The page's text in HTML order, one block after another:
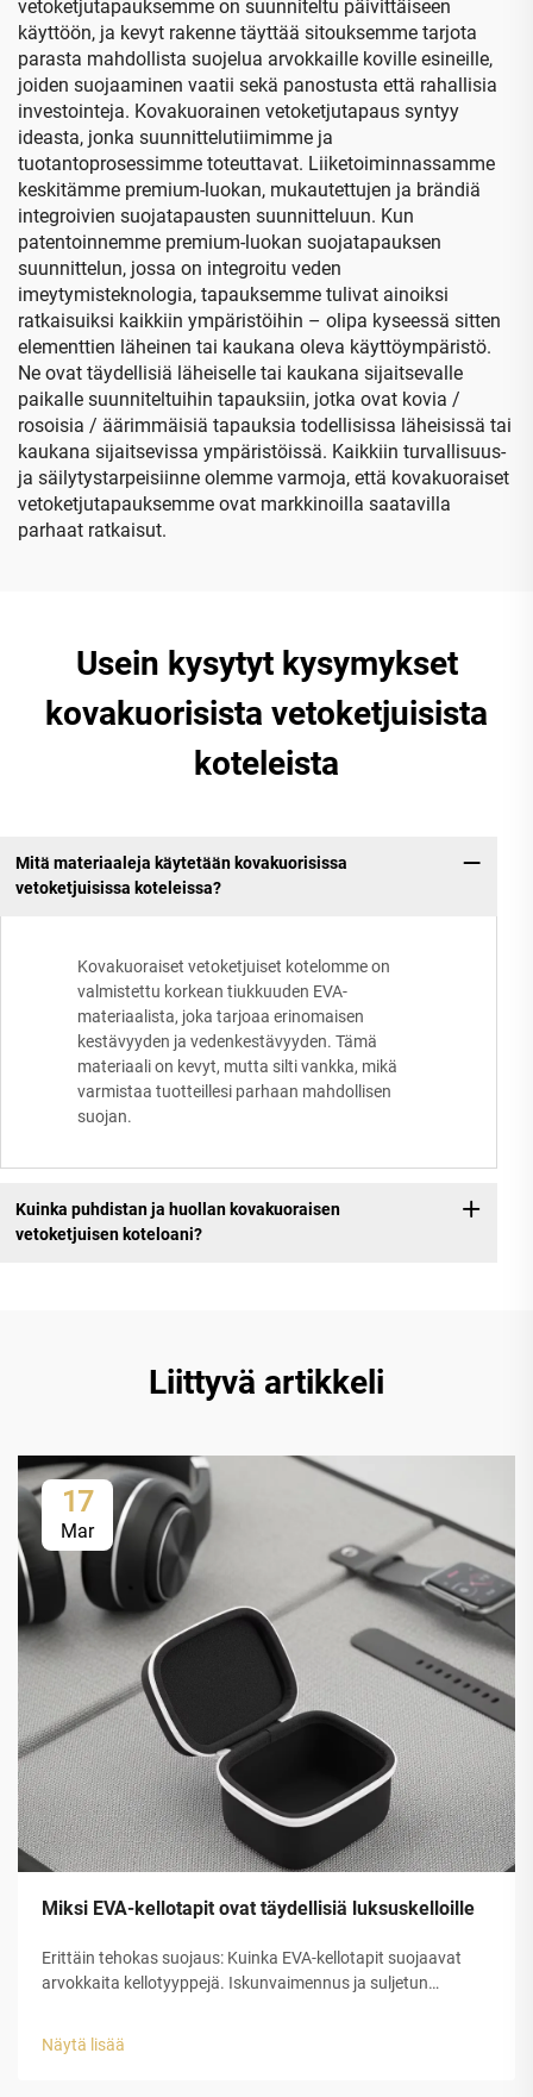
vetoketjutapauksemme on suunniteltu päivittäiseen
käyttöön, ja kevyt rakenne täyttää sitouksemme tarjota
parasta mahdollista suojelua arvokkaille koville esineille,
joiden suojaaminen vaatii sekä panostusta että rahallisia
investointeja. Kovakuorainen vetoketjutapaus syntyy
ideasta, jonka suunnittelutiimimme ja
tuotantoprosessimme toteuttavat. Liiketoiminnassamme
keskitämme premium-luokan, mukautettujen ja brändiä
integroivien suojatapausten suunnitteluun. Kun
patentoinnemme premium-luokan suojatapauksen
suunnittelun, jossa on integroitu veden
imeytymisteknologia, tapauksemme tulivat ainoiksi
ratkaisuiksi kaikkiin ympäristöihin – olipa kyseessä sitten
elementtien läheinen tai kaukana oleva käyttöympäristö.
Ne ovat täydellisiä läheiselle tai kaukana sijaitsevalle
paikalle suunniteltuihin tapauksiin, jotka ovat kovia /
rosoisia / äärimmäisiä tapauksia todellisissa läheisissä tai
kaukana sijaitsevissa ympäristöissä. Kaikkiin turvallisuus-
ja säilytystarpeisiinne olemme varmoja, että kovakuoraiset
vetoketjutapauksemme ovat markkinoilla saatavilla
parhaat ratkaisut.
Usein kysytyt kysymykset
kovakuorisista vetoketjuisista
koteleista
Mitä materiaaleja käytetään kovakuorisissa
vetoketjuisissa koteleissa?
Kovakuoraiset vetoketjuiset kotelomme on
valmistettu korkean tiukkuuden EVA-
materiaalista, joka tarjoaa erinomaisen
kestävyyden ja vedenkestävyyden. Tämä
materiaali on kevyt, mutta silti vankka, mikä
varmistaa tuotteillesi parhaan mahdollisen
suojan.
Kuinka puhdistan ja huollan kovakuoraisen
vetoketjuisen koteloani?
Liittyvä artikkeli
17
Mar
Miksi EVA-kellotapit ovat täydellisiä luksuskelloille
Erittäin tehokas suojaus: Kuinka EVA-kellotapit suojaavat
arvokkaita kellotyyppejä. Iskunvaimennus ja suljetun
erinomainen suojauskyky luksuskellojen tappeihin...
Näytä lisää